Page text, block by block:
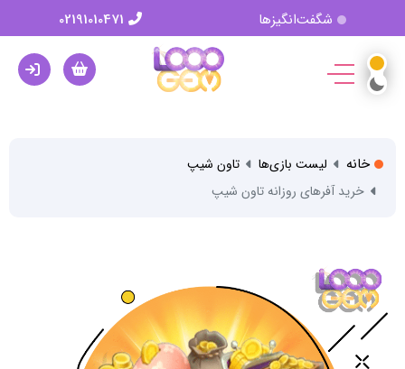
شگفت‌انگیزها
خانه لیست بازی‌ها
تاون شیپ
خرید آفرهای روزانه تاون شیپ